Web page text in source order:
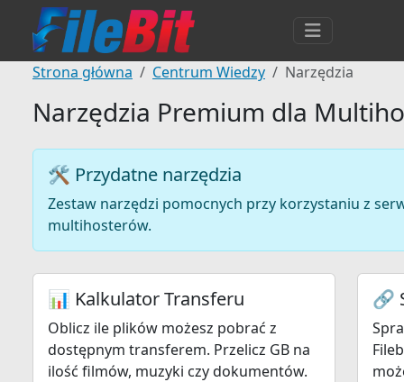
Strona główna Centrum Wiedzy Narzędzia
Narzędzia Premium dla
🛠️ Przydatne narzędzia
Zestaw narzędzi pomocnych przy korzystaniu z
multihosterów.
📊 Kalkulator Transferu
Oblicz ile plików możesz pobrać z
dostępnym transferem. Przelicz GB na
ilość filmów, muzyki czy dokumentów.
🔗